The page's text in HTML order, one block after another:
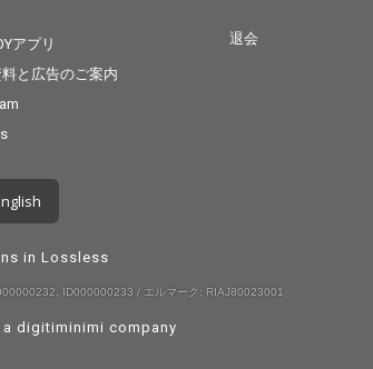
アプリ
と広告のご案内
退会
in Lossless
ID000000233 / エルマーク: RIAJ80023001
digitiminimi company